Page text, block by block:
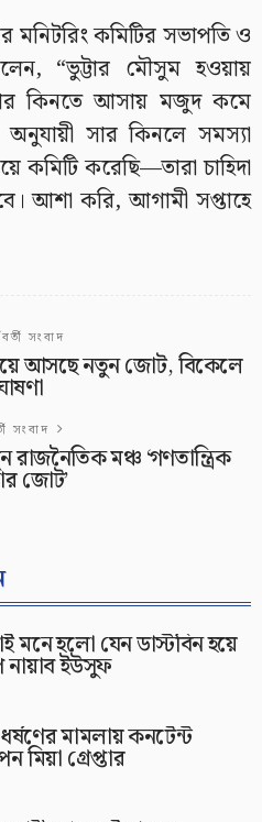
মনিটরিং কমিটির সভাপতি ও
“ভুট্টার মৌসুম হওয়ায়
কিনতে আসায় মজুদ কমে
সার কিনলে সমস্যা
কমিটি করেছি—তারা চাহিদা
আশা করি, আগামী সপ্তাহে
সংবাদ
আসছে নতুন জোট, বিকেলে
সংবাদ
মঞ্চ ‘গণতান্ত্রিক
জোট’
মনে হলো যেন ডাস্টবিন হয়ে
ইউসুফ
মামলায় কনটেন্ট
মিয়া গ্রেপ্তার